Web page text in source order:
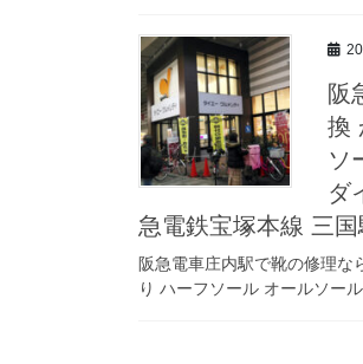
阪
換
ソ
ダ
急電鉄宝塚本線 三
阪急電車庄内駅で靴の修理
り ハーフソール オールソー